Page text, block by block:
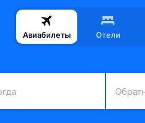
Авиабилеты Отели